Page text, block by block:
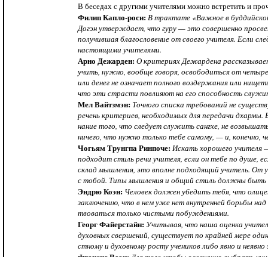
В беседах с другими учителями можно встретить и
Филип Капло-роси:В трактате «Важное в
Догэн утверждает, что гуру — это совершенно
получившая благословение от своего учителя. Если
настоящими учителями.
Арно Дежарден:О критериях Дежардена
учить, нужно, вообще говоря, освободиться от
или денег не означает полного воздержания или
что эти страсти повлияют на его способность
Мел Вайтзмэн: Точного списка требований не
речень критериев, необходимых для передачи
нание того, что следует служить сангхе, не
ничего, что нужно только тебе самому, — и, конечно,
Чогьям Трунгпа Ринпоче:Искать хорошего учителя
подходит стиль речи учителя, если он тебе по душе,
склад мышления, это вполне подходящий учитель.
с тобой. Типы мышления и общий стиль должны быть
Эндрю Коэн: Человек должен убедить тебя, что
заключению, что в нем уже нет внутренней борьбы
твоваться только чистыми побуждениями.
Георг Файерстайн: Учитывая, что наша оценка
духовных свершений, существует по крайней мере
стному и духовному росту учеников либо явно и